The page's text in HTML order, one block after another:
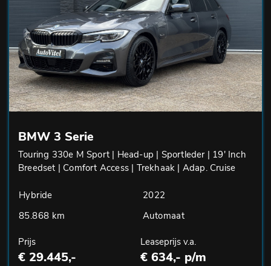
BMW 3 Serie
Touring 330e M Sport | Head-up | Sportleder | 19' Inch
Breedset | Comfort Access | Trekhaak | Adap. Cruise
Hybride
2022
85.868 km
Automaat
Prijs
€ 29.445,-
Leaseprijs v.a.
€ 634,- p/m